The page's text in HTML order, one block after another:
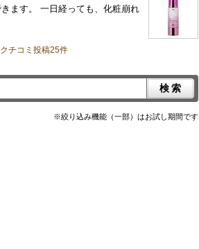
ます。 一日経っても、化粧崩れ
クチコミ投稿25件
※絞り込み機能（一部）はお試し期間です